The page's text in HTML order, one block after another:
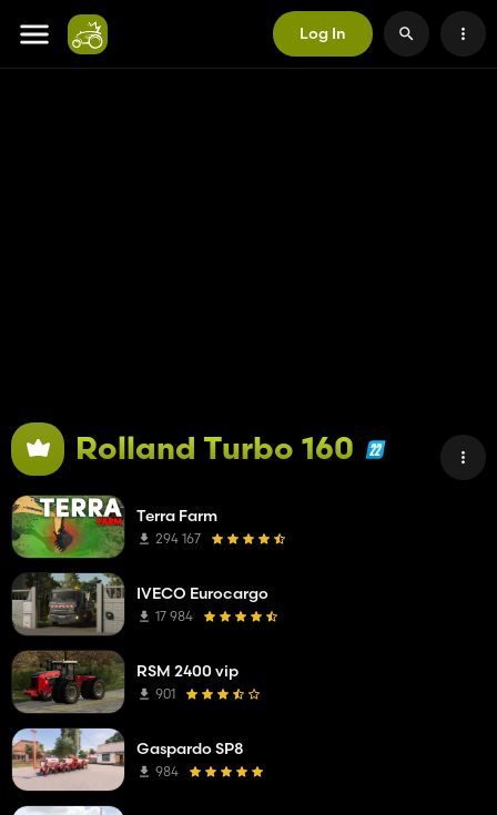
Log In
Rolland Turbo 160
Terra Farm
294 167
IVECO Eurocargo
17 984
RSM 2400 vip
901
Gaspardo SP8
984